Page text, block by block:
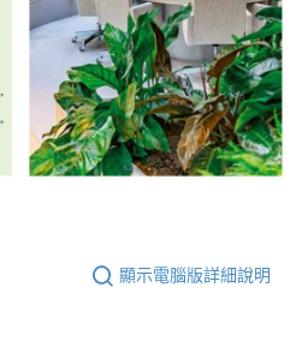
顯示電腦版詳細說明